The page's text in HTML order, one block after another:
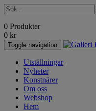
0 Produkter
0 kr
Toggle navigation
Utställningar
Nyheter
Konstnärer
Om oss
Webshop
Hem